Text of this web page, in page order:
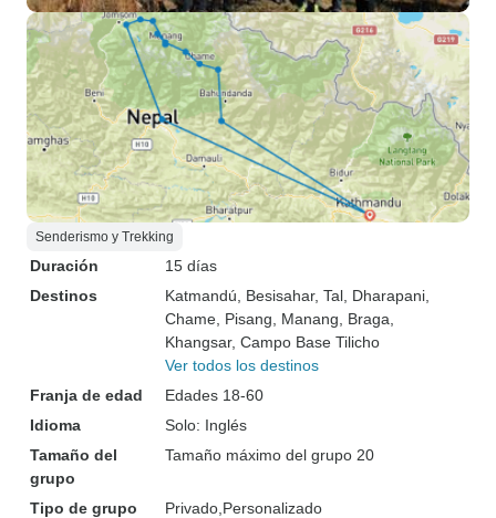
Senderismo y Trekking
Duración
15 días
Destinos
Katmandú , Besisahar, Tal , Dharapani
Chame , Pisang , Manang , Braga
Khangsar, Campo Base Tilicho
Ver todos los destinos
Franja de edad
Edades 18-60
Idioma
Solo: Inglés
Tamaño del
grupo
Tamaño máximo del grupo 20
Tipo de grupo Privado Personalizado